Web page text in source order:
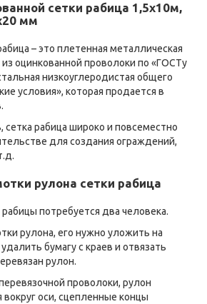
сетки рабица 1,5х10м,
мм
– это плетенная металлическая
из оцинкованной проволоки по «ГОСТу
низкоуглеродистая общего
условия», которая продается в
рабица широко и повсеместно
для создания ограждений,
рулона сетки рабица
потребуется два человека.
рулона, его нужно уложить на
бумагу с краев и отвязать
рулон.
проволоки, рулон
оси, сцепленные концы